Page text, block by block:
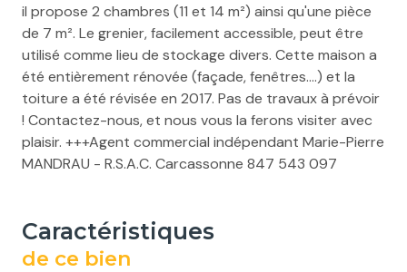
il propose 2 chambres (11 et 14 m²) ainsi qu'une pièce
de 7 m². Le grenier, facilement accessible, peut être
utilisé comme lieu de stockage divers. Cette maison a
été entièrement rénovée (façade, fenêtres....) et la
toiture a été révisée en 2017. Pas de travaux à prévoir
! Contactez-nous, et nous vous la ferons visiter avec
plaisir. +++Agent commercial indépendant Marie-Pierre
MANDRAU - R.S.A.C. Carcassonne 847 543 097
caractéristiques
de ce bien